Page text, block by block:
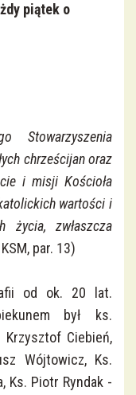
św.
piątek o
Stowarzyszenia
chrześcijan oraz
i misji Kościoła
wartości i
życia, zwłaszcza
par. 13)
od ok. 20 lat.
był ks.
Krzysztof Ciebień,
Wójtowicz, Ks.
Ks. Piotr Ryndak -